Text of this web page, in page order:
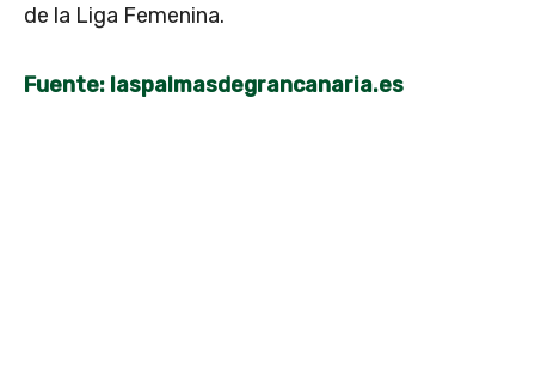
de la Liga Femenina.
Fuente: laspalmasdegrancanaria.es